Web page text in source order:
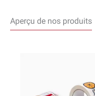
Aperçu de nos produits